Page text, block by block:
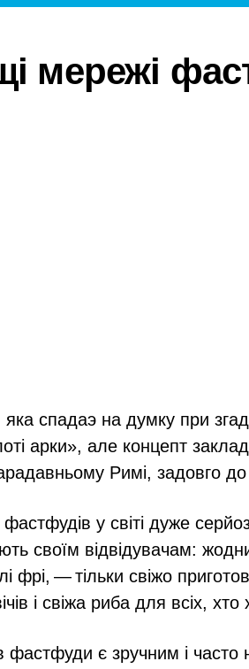
мережі
яка спадаэ на думку при
арки», але концепт
Римі, задовго
у світі дуже
своїм відвідувачам:
фрі, — тільки свіжо
і свіжа риба для всіх,
фастфуди є зручним і часто